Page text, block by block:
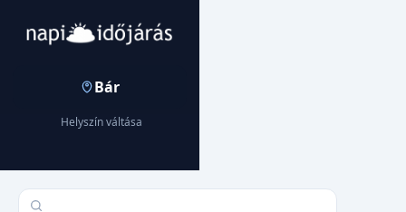
Bár
Helyszín váltása
Település keresése